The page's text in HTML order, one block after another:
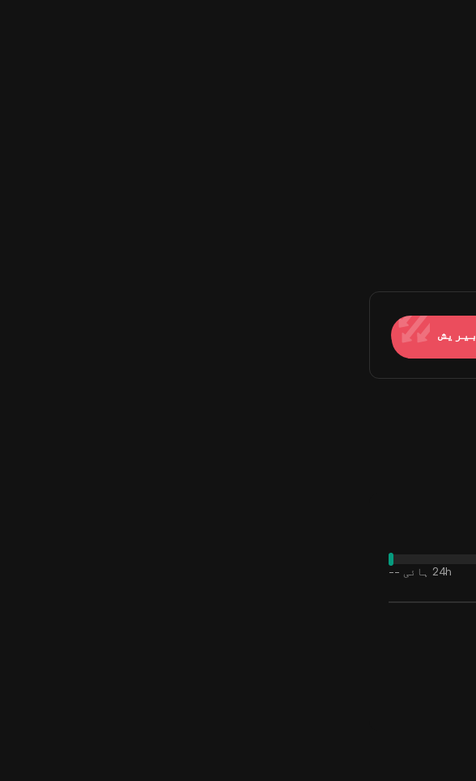
بیریش
24h ہائی --